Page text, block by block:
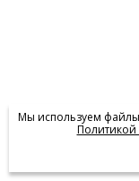
Мы используем файлы